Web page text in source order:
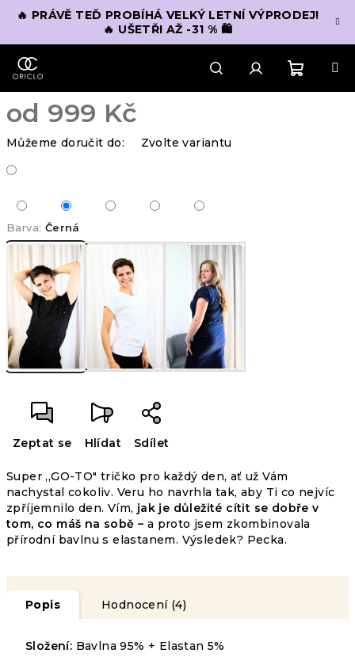
🔥 PRÁVĚ TEĎ PROBÍHÁ VELKÝ LETNÍ VÝPRODEJ!
🔥 UŠETŘI AŽ -31 % 🛍️
HledatPřihlášení
Super ,,GO-TO" tričko pro každý den, ať už Vám
nachystal cokoliv. Veru ho navrhla tak, aby Ti co nejvíc
zpříjemnilo den. Vím, jak je důležité cítit se dobře v
tom, co máš na sobě – a proto jsem zkombinovala
přírodní bavlnu s elastanem. Výsledek? Pecka.
Barva: Černá
od 999 Kč
Měrná
Můžeme doručit do: Zvolte variantu
Zeptat se Hlídat Sdílet
Popis Hodnocení (4)
Složení: Bavlna 95% + Elastan 5%